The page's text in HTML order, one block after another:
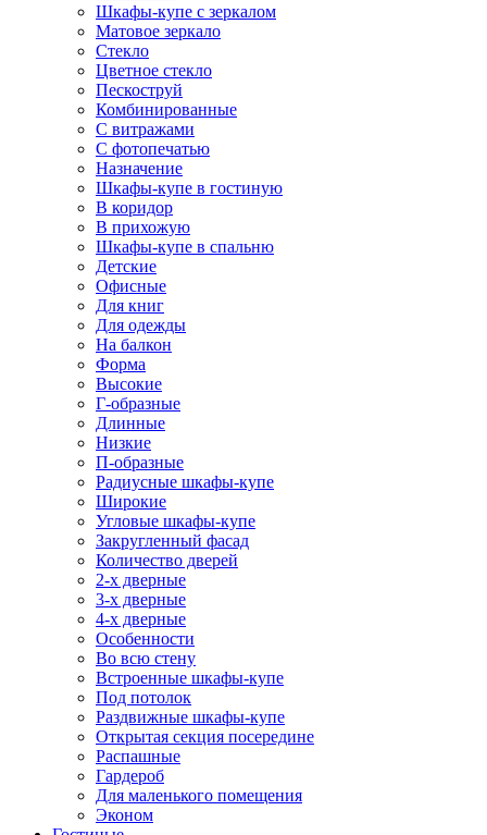
Шкафы-купе с зеркалом
Матовое зеркало
Стекло
Цветное стекло
Пескоструй
Комбинированные
С витражами
С фотопечатью
Назначение
Шкафы-купе в гостиную
В коридор
В прихожую
Шкафы-купе в спальню
Детские
Офисные
Для книг
Для одежды
На балкон
Форма
Высокие
Г-образные
Длинные
Низкие
П-образные
Радиусные шкафы-купе
Широкие
Угловые шкафы-купе
Закругленный фасад
Количество дверей
2-х дверные
3-х дверные
4-х дверные
Особенности
Во всю стену
Встроенные шкафы-купе
Под потолок
Раздвижные шкафы-купе
Открытая секция посередине
Распашные
Гардероб
Для маленького помещения
Эконом